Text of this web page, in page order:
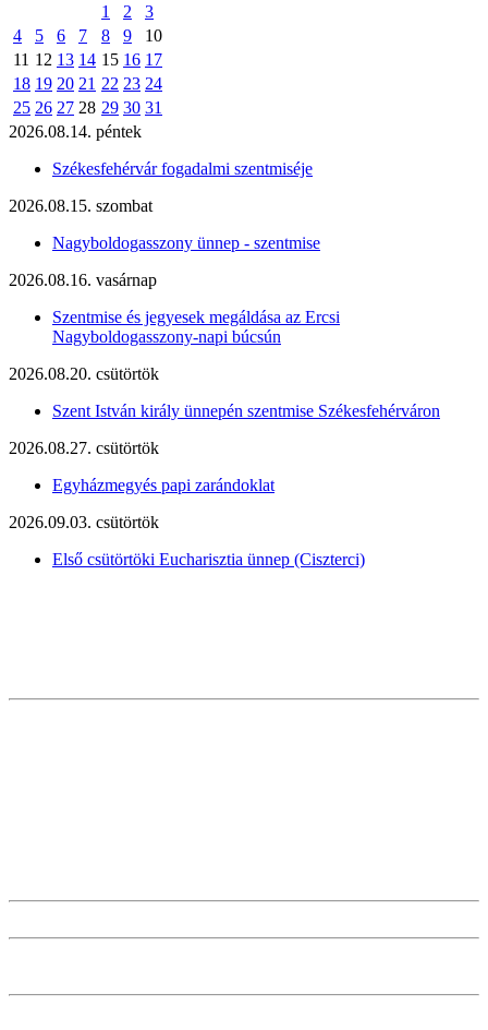
1
2
3
4
5 6 7 8 9
10
11 12 13 14 15 16 17
18 19 20 21 22 23 24
25 26 27 28 29 30 31
2026.08.14. péntek
Székesfehérvár fogadalmi szentmiséje
2026.08.15. szombat
Nagyboldogasszony ünnep - szentmise
2026.08.16. vasárnap
Szentmise és jegyesek megáldása az Ercsi
Nagyboldogasszony-napi búcsún
2026.08.20. csütörtök
Szent István király ünnepén szentmise Székesfehérváron
2026.08.27. csütörtök
Egyházmegyés papi zarándoklat
2026.09.03. csütörtök
Első csütörtöki Eucharisztia ünnep (Ciszterci)